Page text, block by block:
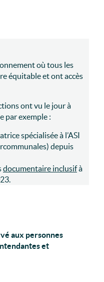
où tous les
équitable et ont accès
ont vu le jour à
par exemple :
spécialisée à l’ASI
depuis
documentaire inclusifà
aux personnes
et